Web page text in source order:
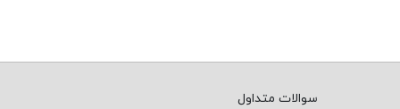
سوالات متداول